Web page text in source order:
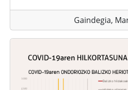
Gaindegia,